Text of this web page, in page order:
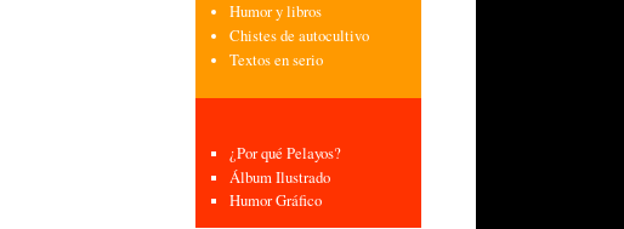
Humor y libros
Chistes de autocultivo
Textos en serio
¿Por qué Pelayos?
Álbum Ilustrado
Humor Gráfico